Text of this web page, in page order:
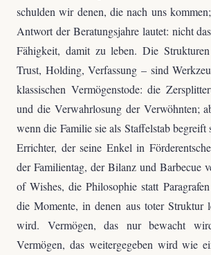
schulden wir denen, die nach uns
Antwort der Beratungsjahre lautet: nicht
Fähigkeit, damit zu leben. Die
Trust, Holding, Verfassung – sind
klassischen Vermögenstode: die
und die Verwahrlosung der Verwöhnten;
wenn die Familie sie als Staffelstab begreift
Errichter, der seine Enkel in
der Familientag, der Bilanz und Barbecue
of Wishes, die Philosophie statt
die Momente, in denen aus toter Struktur
wird. Vermögen, das nur bewacht
Vermögen, das weitergegeben wird wie